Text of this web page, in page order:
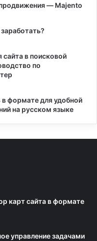
— Majento
в поисковой
по
формате для удобной
на русском языке
карт сайта в формате
управление задачами